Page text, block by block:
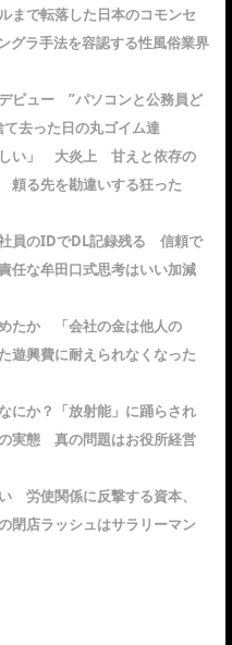
まで転落した日本のコモンセ
ラ手法を容認する性風俗業界
ビュー ”パソコンと公務員ど
去った日の丸ゴイム達
しい」 大炎上 甘えと依存の
る先を勘違いする狂った
員のIDでDL記録残る 信頼で
任な牟田口式思考はいい加減
たか 「会社の金は他人の
興費に耐えられなくなった
にか？「放射能」に踊らされ
実態 真の問題はお役所経営
労使関係に反撃する資本、
店ラッシュはサラリーマン